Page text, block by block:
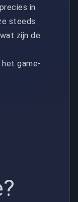
in
steeds
zijn de
game-